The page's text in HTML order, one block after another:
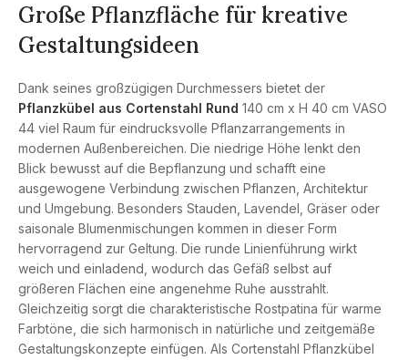
Große Pflanzfläche für kreative
Gestaltungsideen
Dank seines großzügigen Durchmessers bietet der
Pflanzkübel aus Cortenstahl Rund 140 cm x H 40 cm VASO
44 viel Raum für eindrucksvolle Pflanzarrangements in
modernen Außenbereichen. Die niedrige Höhe lenkt den
Blick bewusst auf die Bepflanzung und schafft eine
ausgewogene Verbindung zwischen Pflanzen, Architektur
und Umgebung. Besonders Stauden, Lavendel, Gräser oder
saisonale Blumenmischungen kommen in dieser Form
hervorragend zur Geltung. Die runde Linienführung wirkt
weich und einladend, wodurch das Gefäß selbst auf
größeren Flächen eine angenehme Ruhe ausstrahlt.
Gleichzeitig sorgt die charakteristische Rostpatina für warme
Farbtöne, die sich harmonisch in natürliche und zeitgemäße
Gestaltungskonzepte einfügen. Als Cortenstahl Pflanzkübel